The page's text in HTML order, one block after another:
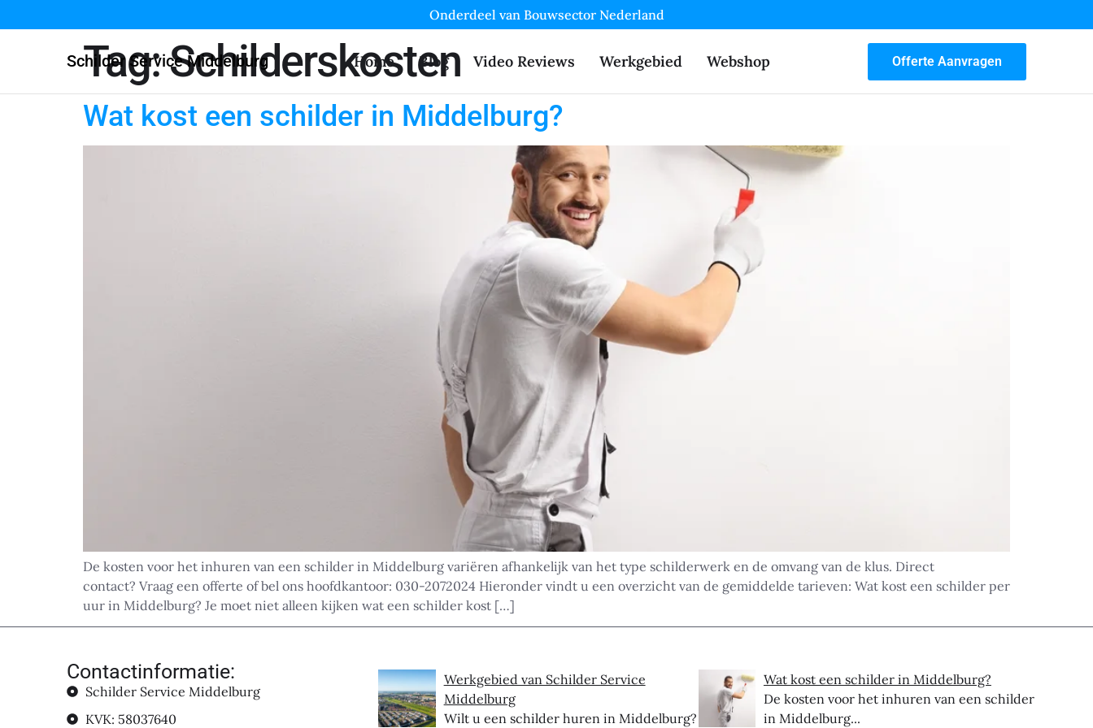
Onderdeel van Bouwsector Nederland
Schilder Service Middelburg Home Blog Video Reviews Werkgebied Webshop Offerte Aanvragen
Tag:Schilderskosten
Wat kost een schilder in Middelburg?
De kosten voor het inhuren van een schilder in Middelburg variëren afhankelijk van het type schilderwerk en de omvang van de klus. Direct
contact? Vraag een offerte of bel ons hoofdkantoor: 030-2072024 Hieronder vindt u een overzicht van de gemiddelde tarieven: Wat kost een schilder per
uur in Middelburg? Je moet niet alleen kijken wat een schilder kost […]
Contactinformatie:
Schilder Service Middelburg
KVK: 58037640
Werkgebied van Schilder Service
Middelburg
Wilt u een schilder huren in Middelburg?
Wat kost een schilder in Middelburg?
De kosten voor het inhuren van een schilder
in Middelburg...